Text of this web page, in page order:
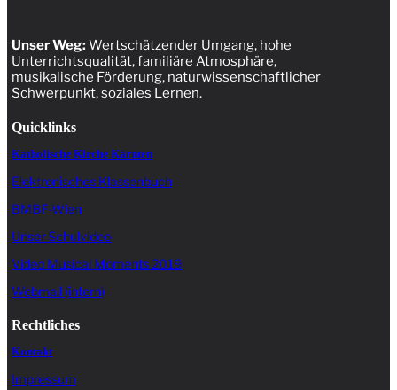
Unser Weg: Wertschätzender Umgang, hohe
Unterrichtsqualität, familiäre Atmosphäre,
musikalische Förderung, naturwissenschaftlicher
Schwerpunkt, soziales Lernen.
Quicklinks
Katholische Kirche Kärnten
Elektronisches Klassenbuch
BMBF-Wien
Unser Schulvideo
Video Musical Moments 2019
Webmail (intern)
Rechtliches
Kontakt
Impressum